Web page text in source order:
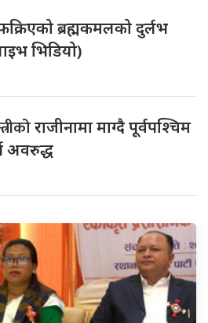
ब्रह्मकमलको दुर्लभ
भिडियो)
राजीनामा माग्दै पूर्वपश्चिम
अवरुद्ध